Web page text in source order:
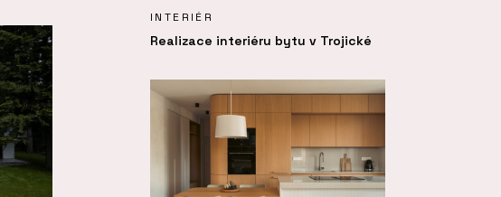
INTERIÉR
Realizace interiéru bytu v Trojické